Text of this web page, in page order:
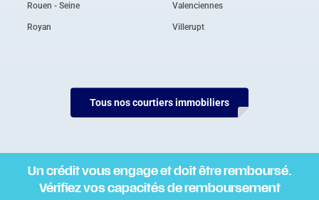
Rouen - Seine
Royan
Valenciennes
Villerupt
Tous nos courtiers immobiliers
Un crédit vous engage et doit être remboursé.
Vérifiez vos capacités de remboursement